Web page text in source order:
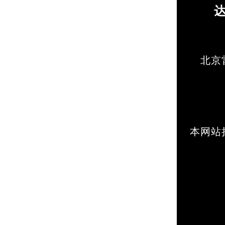
北京
本网站